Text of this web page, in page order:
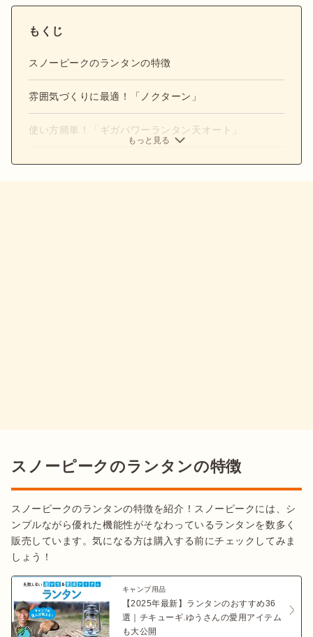
もくじ
スノーピークのランタンの特徴
雰囲気づくりに最適！「ノクターン」
使い方簡単！「ギガパワーランタン天オート」
もっと見る
スノーピークのランタンの特徴
スノーピークのランタンの特徴を紹介！スノーピークには、シ
ンプルながら優れた機能性がそなわっているランタンを数多く
販売しています。気になる方は購入する前にチェックしてみま
しょう！
キャンプ用品
【2025年最新】ランタンのおすすめ36
選｜チキューギ.ゆうさんの愛用アイテム
も大公開